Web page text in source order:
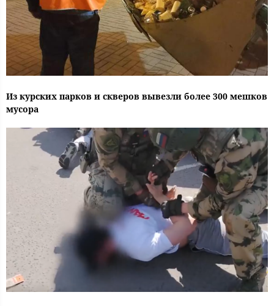
Из курских парков и скверов вывезли более 300 мешков
мусора